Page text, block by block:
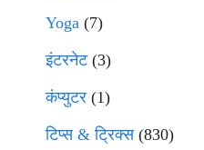
Yoga (7)
इंटरनेट(3)
कंप्युटर (1)
टिप्स & ट्रिक्स(830)